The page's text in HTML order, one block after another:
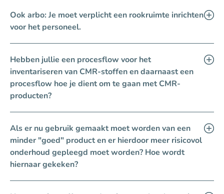
Ook arbo: Je moet verplicht een rookruimte inrichten
voor het personeel.
Hebben jullie een procesflow voor het
inventariseren van CMR-stoffen en daarnaast een
procesflow hoe je dient om te gaan met CMR-
producten?
Als er nu gebruik gemaakt moet worden van een
minder "goed" product en er hierdoor meer risicovol
onderhoud gepleegd moet worden? Hoe wordt
hiernaar gekeken?